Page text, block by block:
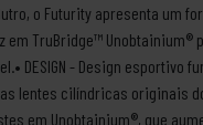
o Futurity apresenta um
TruBridge™ Unobtainium®
DESIGN - Design esportivo
cilíndricas originais do
em Unobtainium®, que